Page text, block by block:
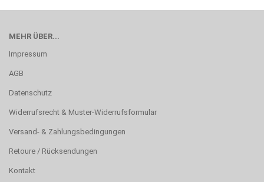
MEHR ÜBER...
Impressum
AGB
Datenschutz
Widerrufsrecht & Muster-Widerrufsformular
Versand- & Zahlungsbedingungen
Retoure / Rücksendungen
Kontakt